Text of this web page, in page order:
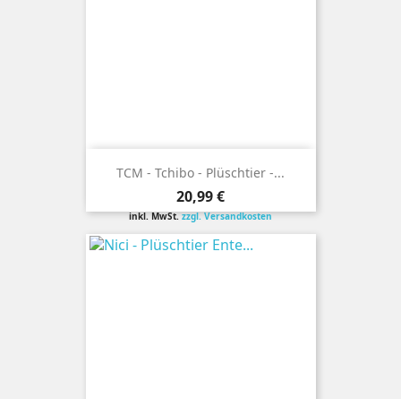
TCM - Tchibo - Plüschtier -...
Preis
20,99 €
inkl. MwSt.zzgl. Versandkosten